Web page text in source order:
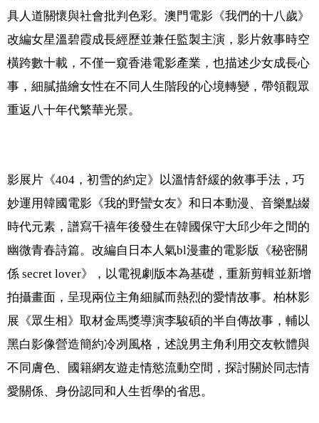
具人道關懷與社會批判色彩。澳門電影《我們的十八歲》
改編女星溫碧霞成長經歷並兼任監製主演，影片敘事時空
橫跨數十載，不僅一窺香港電影產業，也描述少女成長心
事，細膩描繪女性在不同人生階段的心境轉變，帶領觀眾
重返八十年代繁華光景。
影展片《404，初雪的約定》以溫情舒緩的敘事手法，巧
妙運用韓國電影《我的野蠻女友》和日本動漫、音樂點綴
時代元素，譜寫千禧年後發生在韓國保守大邱少年之間的
幽微青春詩篇。改編自日本人氣bl漫畫的電影版《秘密關
係 secret lover》，以電視劇版本為基礎，重新剪輯並新增
拍攝畫面，呈現兩位主角細膩而熱烈的愛情故事。柏林影
展《眾生相》取材金馬獎導演李駿碩的半自傳故事，輔以
黑白影像營造簡約冷冽風格，述說男主角利用交友軟體與
不同膚色、國籍網友遊走情慾流動空間，探討關於同志情
愛關係、身份認同和人生哲學的省思。